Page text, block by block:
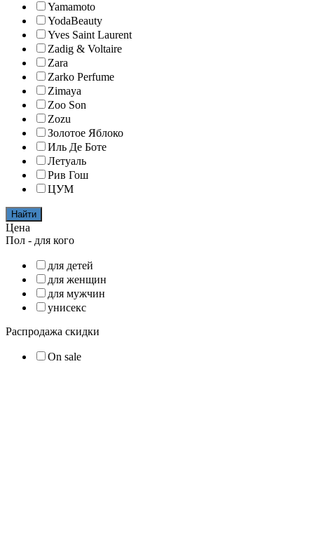
Yamamoto
YodaBeauty
Yves Saint Laurent
Zadig & Voltaire
Zara
Zarko Perfume
Zimaya
Zoo Son
Zozu
Золотое Яблоко
Иль Де Боте
Летуаль
Рив Гош
ЦУМ
Найти
Цена
Пол - для кого
для детей
для женщин
для мужчин
унисекс
Распродажа скидки
On sale